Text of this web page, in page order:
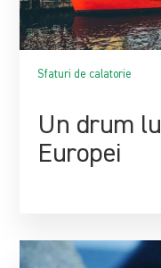
Sfaturi de calatorie
Un drum
Europei